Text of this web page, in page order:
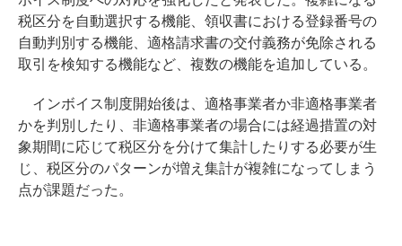
税区分を自動選択する機能、領収書における登録番号の
自動判別する機能、適格請求書の交付義務が免除される
取引を検知する機能など、複数の機能を追加している。
インボイス制度開始後は、適格事業者か非適格事業者
かを判別したり、非適格事業者の場合には経過措置の対
象期間に応じて税区分を分けて集計したりする必要が生
じ、税区分のパターンが増え集計が複雑になってしまう
点が課題だった。